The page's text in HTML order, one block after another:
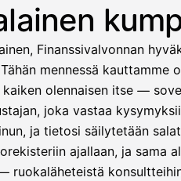
Finanssivalvonnan
mennessä kauttamme
olennaisen itse —
joka vastaa
ja tietosi säilytetään
ajallaan, ja sama
ruokaläheteistä